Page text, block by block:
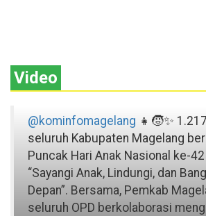
Video
@kominfomagelang 👧🧒✨
seluruh Kabupaten Magelang
Puncak Hari Anak Nasional ke-
“Sayangi Anak, Lindungi, dan
Depan”. Bersama, Pemkab
seluruh OPD berkolaborasi